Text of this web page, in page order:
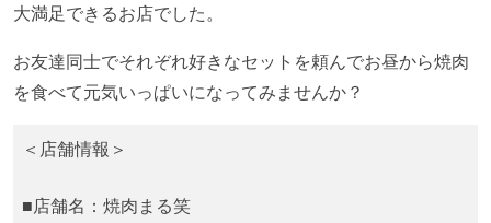
大満足できるお店でした。
お友達同士でそれぞれ好きなセットを頼んでお昼から焼肉
を食べて元気いっぱいになってみませんか？
＜店舗情報＞
■店舗名：焼肉まる笑